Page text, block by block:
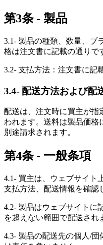
第3条 - 製品
3.1- 製品の種類、数量、ブ
格は注文書に記載の通りで
3.2- 支払方法：注文書に記
3.4- 配送方法および配
配送は、注文時に買主が指
われます。送料は製品価格
別途請求されます。
第4条 - 一般条項
4.1- 買主は、ウェブサイト
支払方法、配送情報を確認
4.2- 製品はウェブサイトに
を超えない範囲で配送され
4.3- 製品の配送先の個人/